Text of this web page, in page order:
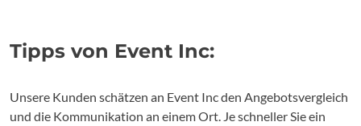
Tipps von Event Inc:
Unsere Kunden schätzen an Event Inc den Angebotsvergleich
und die Kommunikation an einem Ort. Je schneller Sie ein